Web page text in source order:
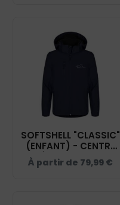
SOFTSHELL "CLASSIC"
(ENFANT) - CENTRE
ÉQUESTRE LA
GRENADIÈRE - NAVY -
À partir de 79,99 €